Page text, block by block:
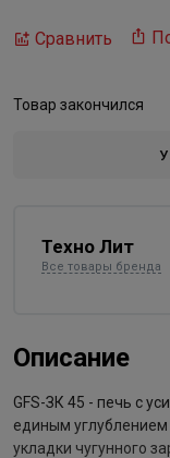
Сравнить
Товар закончился
Техно Лит
Все товары бренда
Описание
GFS-ЗК 45 - печь с
единым углублением
укладки чугунного